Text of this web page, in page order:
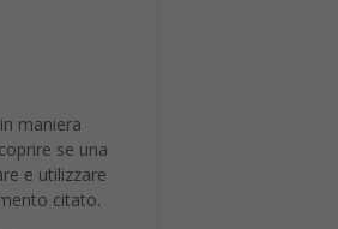
maniera
se una
e utilizzare
citato.